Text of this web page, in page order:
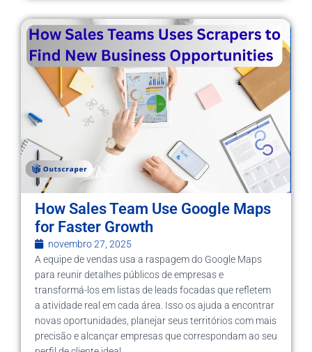
How Sales Team Use Google Maps
for Faster Growth
novembro 27, 2025
A equipe de vendas usa a raspagem do Google Maps
para reunir detalhes públicos de empresas e
transformá-los em listas de leads focadas que refletem
a atividade real em cada área. Isso os ajuda a encontrar
novas oportunidades, planejar seus territórios com mais
precisão e alcançar empresas que correspondam ao seu